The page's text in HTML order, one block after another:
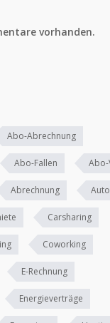
vorhanden.
Abo-Abrechnung
Abo-Fallen
Abrechnung
Carsharing
Coworking
E-Rechnung
Energieverträge